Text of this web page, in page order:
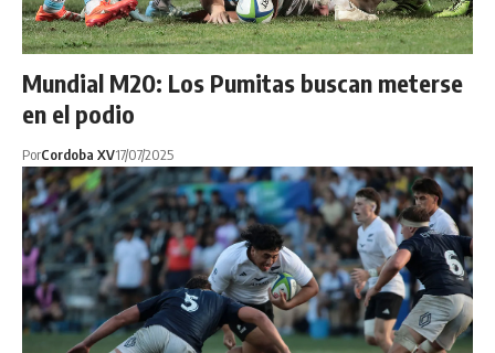
Mundial M20: Los Pumitas buscan meterse
en el podio
PorCordoba XV17/07/2025